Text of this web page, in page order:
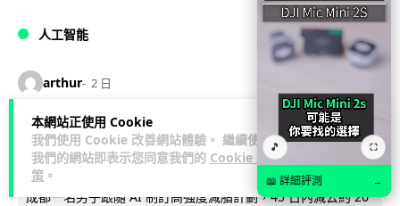
本網站正使用 Cookie
我們使用 Cookie 改善網站體驗。 繼續使用
我們的網站即表示您同意我們的 Cookie 政
策 。
人工智能
arthur 2 日
AI 減肥餐單配合高強度操練 成都男
45 日減 20 公斤後多器官衰竭
成都一名男子跟隨 AI 制訂高強度減脂計劃，45 日內減去約 20
🎵 ⛶
📖 詳細評測 →